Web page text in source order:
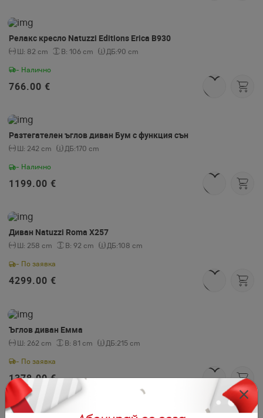
Релакс кресло Natuzzi Editions Erica В930
Ш: 82 cm В: 106 cm ДБ:90 cm
- Налично
766.00 €
Разтегателен ъглов диван Бум с функция сън
Ш: 242 cm ДБ:170 cm
- Налично
1199.00 €
Диван Natuzzi Roma Х257
Ш: 258 cm В: 92 cm ДБ:108 cm
- По заявка
4299.00 €
Ъглов диван Емма
Ш: 262 cm В: 81 cm ДБ:215 cm
- По заявка
1378.00 €